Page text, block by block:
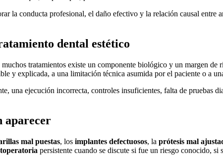
la conducta profesional, el daño efectivo y la relación causal entre
dental estético
tratamientos existe un componente biológico y un margen
y explicada, a una limitación técnica asumida por el paciente o a
una ejecución incorrecta, controles insuficientes, falta de pruebas
aparecer
mal puestas, los implantes defectuosos, la prótesis mal
persistente cuando se discute si fue un riesgo conocido,